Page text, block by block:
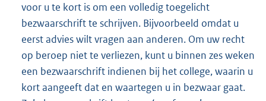
voor u te kort is om een volledig toegelicht
bezwaarschrift te schrijven. Bijvoorbeeld omdat u
eerst advies wilt vragen aan anderen. Om uw recht
op beroep niet te verliezen, kunt u binnen zes weken
een bezwaarschrift indienen bij het college, waarin u
kort aangeeft dat en waartegen u in bezwaar gaat.